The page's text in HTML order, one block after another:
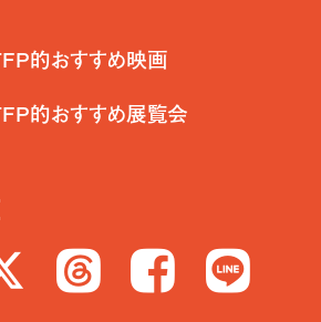
的おすすめ映画
的おすすめ展覧会
Threads Facebook LINE